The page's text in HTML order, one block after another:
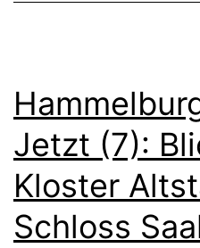
Jetzt (7):
Kloster
Schloss